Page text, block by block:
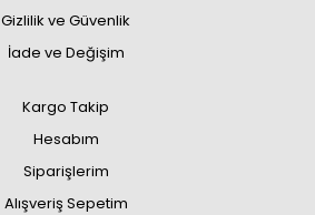
Gizlilik ve Güvenlik
İade ve Değişim
Kargo Takip
Hesabım
Siparişlerim
Alışveriş Sepetim